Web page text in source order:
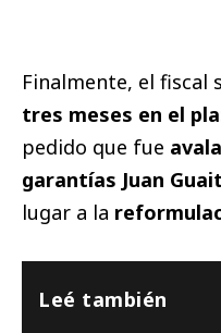
Finalmente, el fiscal
tres meses en el
pedido que fue
garantías Juan
lugar a la
Leé también